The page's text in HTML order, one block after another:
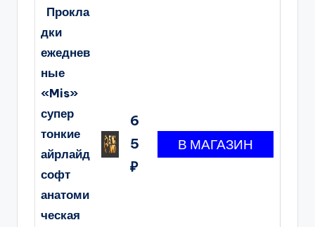
Прокла
дки
ежеднев
ные
«Mis»
супер
тонкие
айрлайд
софт
анатоми
ческая
6
5
₽